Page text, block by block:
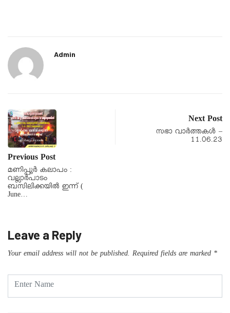
Admin
Previous Post
മണിപ്പൂർ കലാപം :
വല്ലാർപാടം
ബസിലിക്കയിൽ ഇന്ന് (
June…
Next Post
സഭാ വാർത്തകൾ –
11.06.23
Leave a Reply
Your email address will not be published. Required fields are marked *